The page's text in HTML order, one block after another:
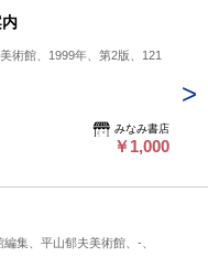
術館、1999年、第2版、121
みなみ書店
￥1,000
集、平山郁夫美術館、-、